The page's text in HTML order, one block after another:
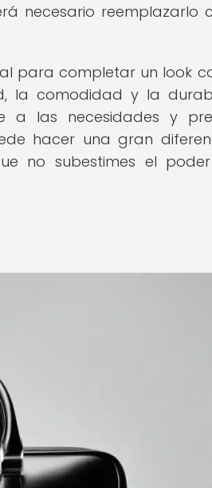
necesario reemplazarlo
para completar un look
la comodidad y la
las necesidades y
hacer una gran
no subestimes el